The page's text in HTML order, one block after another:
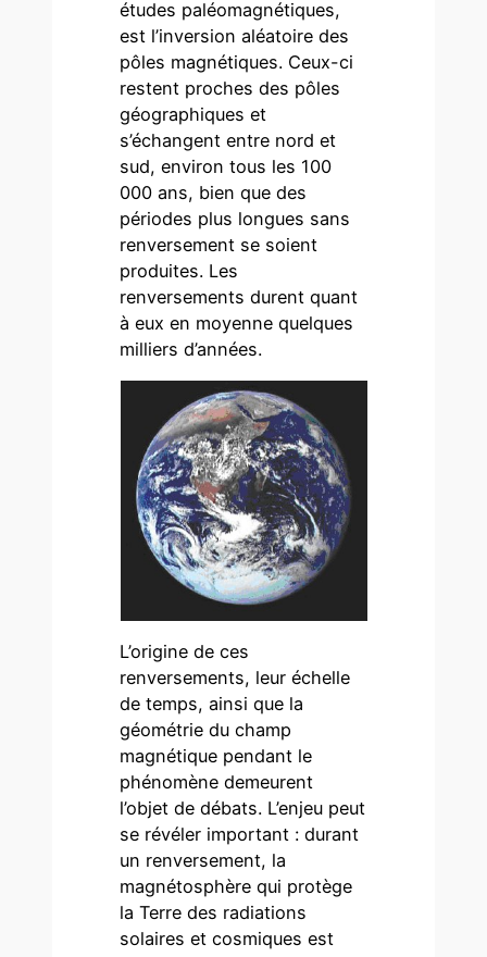
études paléomagnétiques,
est l’inversion aléatoire des
pôles magnétiques. Ceux-ci
restent proches des pôles
géographiques et
s’échangent entre nord et
sud, environ tous les 100
000 ans, bien que des
périodes plus longues sans
renversement se soient
produites. Les
renversements durent quant
à eux en moyenne quelques
milliers d’années.
L’origine de ces
renversements, leur échelle
de temps, ainsi que la
géométrie du champ
magnétique pendant le
phénomène demeurent
l’objet de débats. L’enjeu peut
se révéler important : durant
un renversement, la
magnétosphère qui protège
la Terre des radiations
solaires et cosmiques est